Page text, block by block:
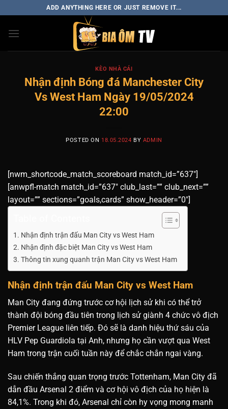
to
content
ADD ANYTHING HERE OR JUST REMOVE IT...
KÈO NHÀ CÁI
Nhận định Bóng đá Manchester City
Vs West Ham Ngày 19/05/2024
22:00
POSTED ON 18.05.2024 BY ADMIN
[nwm_shortcode_match_scoreboard match_id=”637″]
[anwpfl-match match_id=”637″ club_last=”” club_next=””
layout=”” sections=”goals,cards” show_header=”0″]
Nhận định trận đấu Man City vs West Ham
Nhận định đặc biệt Man City vs West Ham
Thông tin xung quanh trận Man City vs West Ham
Nhận định trận đấu Man City vs West Ham
Man City đang đứng trước cơ hội lịch sử khi có thể trở
thành đội bóng đầu tiên trong lịch sử giành 4 chức vô địch
Premier League liên tiếp. Đó sẽ là danh hiệu thứ sáu của
HLV Pep Guardiola tại Anh, nhưng họ cần vượt qua West
Ham trong trận cuối tuần này để chắc chắn ngai vàng.
Sau chiến thắng quan trọng trước Tottenham, Man City đã
dẫn đầu Arsenal 2 điểm và cơ hội vô địch của họ hiện là
84,1%. Trong khi đó, Arsenal chỉ còn hy vọng mong manh